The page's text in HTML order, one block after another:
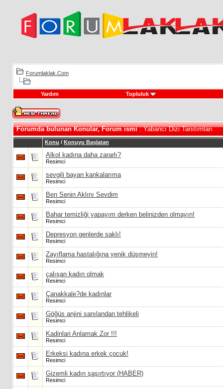
Forumlaklak.Com
Yardım Topluluk
Forumda bulunan Konular, Forum ismi: Yabancı Dizi Tanıtımları
Konu / Konuyu Başlatan
Alkol kadına daha zararlı?
Resimci
sevgili bayan kankalarıma
Resimci
Ben Senin Aklını Sevdim
Resimci
Bahar temizliği yapayım derken belinizden olmayın!
Resimci
Depresyon genlerde saklı!
Resimci
Zayıflama hastalığına yenik düşmeyin!
Resimci
çalışan kadın olmak
Resimci
Çanakkale?de kadınlar
Resimci
Göğüs anjini sanılandan tehlikeli
Resimci
Kadinlari Anlamak Zor !!!
Resimci
Erkeksi kadına erkek çocuk!
Resimci
Gizemli kadın şaşırtıyor (HABER)
Resimci